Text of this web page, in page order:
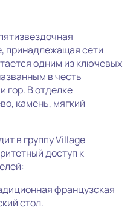
принадлежащая сети
одним из ключевых
в честь
гор. В отделке
камень, мягкий
в группу Village
доступ к
французская
стол.